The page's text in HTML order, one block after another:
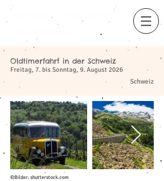
Oldtimerfahrt in der Schweiz
Freitag, 7. bis Sonntag, 9. August 2026
​
Schweiz
©Bilder: shutterstock.com